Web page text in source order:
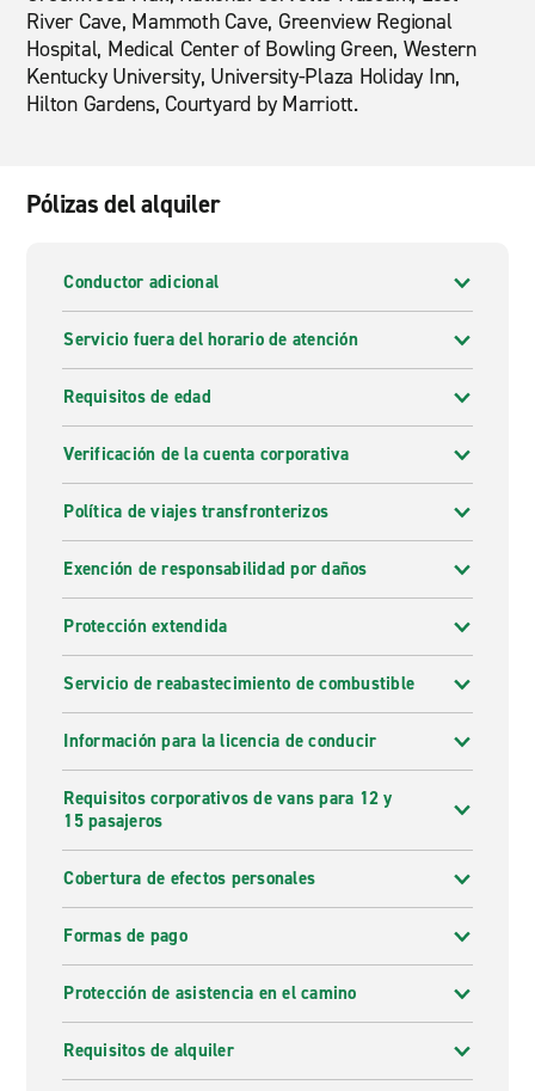
River Cave, Mammoth Cave, Greenview Regional
Hospital, Medical Center of Bowling Green, Western
Kentucky University, University-Plaza Holiday Inn,
Hilton Gardens, Courtyard by Marriott.
Pólizas del alquiler
Conductor adicional
Servicio fuera del horario de atención
Requisitos de edad
Verificación de la cuenta corporativa
Política de viajes transfronterizos
Exención de responsabilidad por daños
Protección extendida
Servicio de reabastecimiento de combustible
Información para la licencia de conducir
Requisitos corporativos de vans para 12 y
15 pasajeros
Cobertura de efectos personales
Formas de pago
Protección de asistencia en el camino
Requisitos de alquiler